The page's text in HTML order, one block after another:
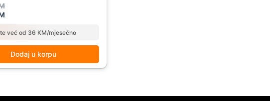
već od 36 KM/mjesečno
Dodaj u korpu